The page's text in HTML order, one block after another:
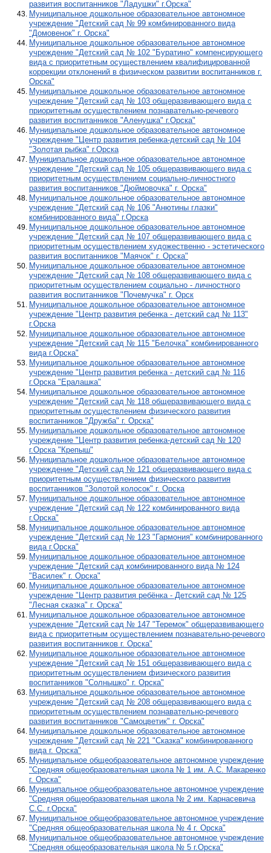
развития воспитанников "Ладушки" г.Орска"
Муниципальное дошкольное образовательное автономное
учреждение "Детский сад № 99 комбинированного вида
"Домовенок" г. Орска"
Муниципальное дошкольное образовательное автономное
учреждение "Детский сад № 102 "Буратино" компенсирующего
вида с приоритетным осуществлением квалифицированной
коррекции отклонений в физическом развитии воспитанников г.
Орска"
Муниципальное дошкольное образовательное автономное
учреждение "Детский сад № 103 общеразвивающего вида с
приоритетным осуществлением познавательно-речевого
развития воспитанников "Аленушка" г.Орска"
Муниципальное дошкольное образовательное автономное
учреждение "Центр развития ребенка-детский сад № 104
"Золотая рыбка" г.Орска
Муниципальное дошкольное образовательное автономное
учреждение "Детский сад № 105 общеразвивающего вида с
приоритетным осуществлением социально-личностного
развития воспитанников "Дюймовочка" г. Орска"
Муниципальное дошкольное образовательное автономное
учреждение "Детский сад № 106 "Анютины глазки"
комбинированного вида" г.Орска
Муниципальное дошкольное образовательное автономное
учреждение "Детский сад № 107 общеразвивающего вида с
приоритетным осуществлением художественно - эстетического
развития воспитанников "Маячок" г. Орска"
Муниципальное дошкольное образовательное автономное
учреждение "Детский сад № 108 общеразвивающего вида с
приоритетным осуществлением социально - личностного
развития воспитанников "Почемучка" г. Орск
Муниципальное дошкольное образовательное автономное
учреждение "Центр развития ребенка - детский сад № 113"
г.Орска
Муниципальное дошкольное образовательное автономное
учреждение "Детский сад № 115 "Белочка" комбинированного
вида г.Орска"
Муниципальное дошкольное образовательное автономное
учреждение "Центр развития ребенка - детский сад № 116
г.Орска "Ералашка"
Муниципальное дошкольное образовательное автономное
учреждение "Детский сад № 118 общеразвивающего вида с
приоритетным осуществлением физического развития
воспитанников "Дружба" г. Орска"
Муниципальное дошкольное образовательное автономное
учреждение "Центр развития ребенка-детский сад № 120
г.Орска "Крепыш"
Муниципальное дошкольное образовательное автономное
учреждение "Детский сад № 121 общеразвивающего вида с
приоритетным осуществлением физического развития
воспитанников "Золотой колосок" г. Орска
Муниципальное дошкольное образовательное автономное
учреждение "Детский сад № 122 комбинированного вида
г.Орска"
Муниципальное дошкольное образовательное автономное
учреждение "Детский сад № 123 "Гармония" комбинированного
вида г.Орска"
Муниципальное дошкольное образовательное автономное
учреждение "Детский сад комбинированного вида № 124
"Василек" г. Орска"
Муниципальное дошкольное образовательное автономное
учреждение "Центр развития ребёнка - Детский сад № 125
"Лесная сказка" г. Орска"
Муниципальное дошкольное образовательное автономное
учреждение "Детский сад № 147 "Теремок" общеразвивающего
вида с приоритетным осуществлением познавательно-речевого
развития воспитанников г. Орска"
Муниципальное дошкольное образовательное автономное
учреждение "Детский сад № 151 общеразвивающего вида с
приоритетным осуществлением физического развития
воспитанников "Солнышко" г. Орска"
Муниципальное дошкольное образовательное автономное
учреждение "Детский сад № 208 общеразвивающего вида с
приоритетным осуществлением познавательно-речевого
развития воспитанников "Самоцветик" г. Орска"
Муниципальное дошкольное образовательное автономное
учреждение "Детский сад № 221 "Сказка" комбинированного
вида г. Орска"
Муниципальное общеобразовательное автономное учреждение
"Средняя общеобразовательная школа № 1 им. А.С. Макаренко
г. Орска"
Муниципальное общеобразовательное автономное учреждение
"Средняя общеобразовательная школа № 2 им. Карнасевича
С.С. г.Орска"
Муниципальное общеобразовательное автономное учреждение
"Средняя общеобразовательная школа № 4 г. Орска"
Муниципальное общеобразовательное автономное учреждение
"Средняя общеобразовательная школа № 5 г.Орска"